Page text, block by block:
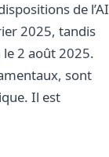
de l’AI
2025, tandis
le 2 août 2025.
sont
Il est